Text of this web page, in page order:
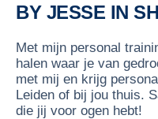
BY JESSE IN
Met mijn personal
halen waar je van
met mij en krijg
Leiden of bij jou thuis.
die jij voor ogen hebt!